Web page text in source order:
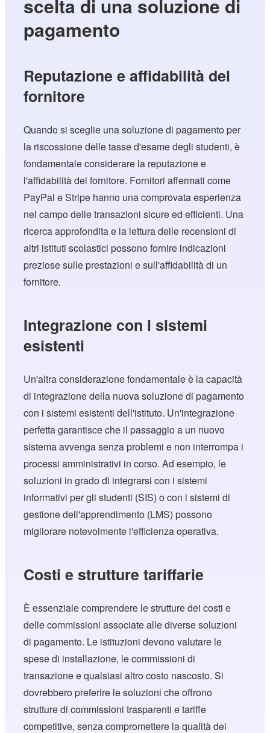
scelta di una soluzione di
pagamento
Reputazione e affidabilità del
fornitore
Quando si sceglie una soluzione di pagamento per
la riscossione delle tasse d'esame degli studenti, è
fondamentale considerare la reputazione e
l'affidabilità del fornitore. Fornitori affermati come
PayPal e Stripe hanno una comprovata esperienza
nel campo delle transazioni sicure ed efficienti. Una
ricerca approfondita e la lettura delle recensioni di
altri istituti scolastici possono fornire indicazioni
preziose sulle prestazioni e sull'affidabilità di un
fornitore.
Integrazione con i sistemi
esistenti
Un'altra considerazione fondamentale è la capacità
di integrazione della nuova soluzione di pagamento
con i sistemi esistenti dell'istituto. Un'integrazione
perfetta garantisce che il passaggio a un nuovo
sistema avvenga senza problemi e non interrompa i
processi amministrativi in corso. Ad esempio, le
soluzioni in grado di integrarsi con i sistemi
informativi per gli studenti (SIS) o con i sistemi di
gestione dell'apprendimento (LMS) possono
migliorare notevolmente l'efficienza operativa.
Costi e strutture tariffarie
È essenziale comprendere le strutture dei costi e
delle commissioni associate alle diverse soluzioni
di pagamento. Le istituzioni devono valutare le
spese di installazione, le commissioni di
transazione e qualsiasi altro costo nascosto. Si
dovrebbero preferire le soluzioni che offrono
strutture di commissioni trasparenti e tariffe
competitive, senza compromettere la qualità del